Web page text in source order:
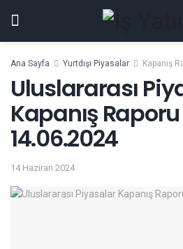
Ana Sayfa Yurtdışı Piyasalar Kapanış
Uluslararası
Kapanış
14.06.2024
14 Haziran 2024